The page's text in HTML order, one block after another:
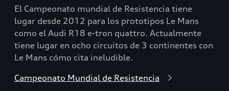
El Campeonato mundial de Resistencia tiene
lugar desde 2012 para los prototipos Le Mans
como el Audi R18 e-tron quattro. Actualmente
tiene lugar en ocho circuitos de 3 continentes con
Le Mans cómo cita ineludible.
Campeonato Mundial de Resistencia